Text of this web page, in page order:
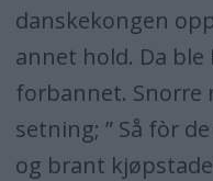
danskekongen
annet hold. Da ble
forbannet. Snorre
setning; ” Så fòr
og brant